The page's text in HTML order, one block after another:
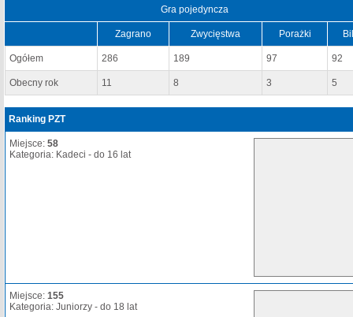
Gra pojedyncza
Zagrano Zwycięstwa Porażki
Ogółem 286 189 97 92
Obecny rok 11 8 3 5
Ranking PZT
Miejsce: 58
Kategoria: Kadeci - do 16 lat
Miejsce: 155
Kategoria: Juniorzy - do 18 lat